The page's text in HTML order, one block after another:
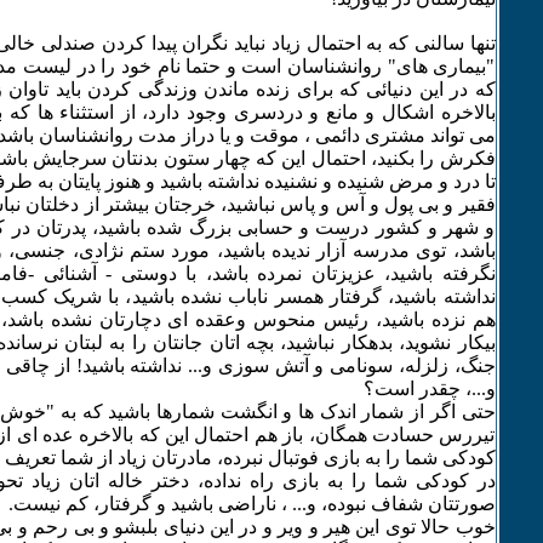
تنها سالنی که به احتمال زیاد نباید نگران پیدا کردن صندلی
"بیماری های" روانشناسان است و حتما نام خود را در لیست
که در این دنیائی که برای زنده ماندن وزندگی کردن باید
بالاخره اشکال و مانع و دردسری وجود دارد، از استثناء ها که
می تواند مشتری دائمی ، موقت و یا دراز مدت روانشناسان
فکرش را بکنید، احتمال این که چهار ستون بدنتان سرجایش
تا درد و مرض شنیده و نشنیده نداشته باشید و هنوز پایتان به
فقیر و بی پول و آس و پاس نباشید، خرجتان بیشتر از دخلتان
و شهر و کشور درست و حسابی بزرگ شده باشید، پدرتان در
باشد، توی مدرسه آزار ندیده باشید، مورد ستم نژادی،
نگرفته باشید، عزیزتان نمرده باشد، با دوستی - آشنائی -
نداشته باشید، گرفتار همسر ناباب نشده باشید، با شریک
هم نزده باشید، رئیس منحوس وعقده ای دچارتان نشده باشد،
بیکار نشوید، بدهکار نباشید، بچه اتان جانتان را به لبتان
جنگ، زلزله، سونامی و آتش سوزی و... نداشته باشید! از چاقی
و...، چقدر است؟
حتی اگر از شمار اندک ها و انگشت شمارها باشید که به
تیررس حسادت همگان، باز هم احتمال این که بالاخره عده ای
کودکی شما را به بازی فوتبال نبرده، مادرتان زیاد از شما تعریف
در کودکی شما را به بازی راه نداده، دختر خاله اتان زیاد
صورتتان شفاف نبوده، و... ، ناراضی باشید و گرفتار، کم
خوب حالا توی این هیر و ویر و در این دنیای بلبشو و بی رحم